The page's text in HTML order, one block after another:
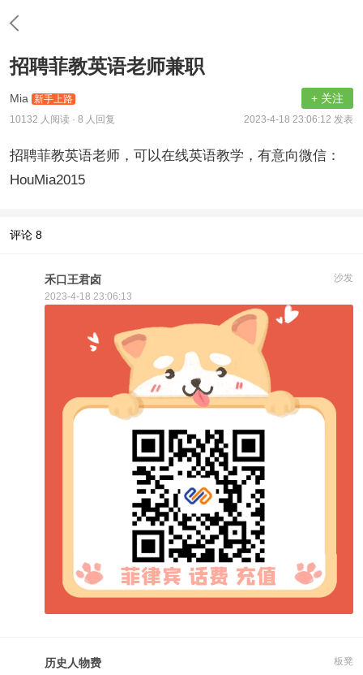
招聘菲教英语老师兼职
Mia 新手上路 + 关注
10132 人阅读 · 8 人回复 2023-4-18 23:06:12 发表
招聘菲教英语老师，可以在线英语教学，有意向微信：
HouMia2015
评论 8
沙发
禾口王君卤
2023-4-18 23:06:13
板凳
历史人物费